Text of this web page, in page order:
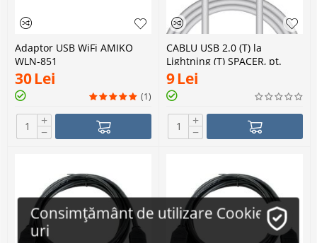
Adaptor USB WiFi AMIKO
WLN-851
30Lei
(1)
+
−
CABLU USB 2.0 (T) la
Lightning (T) SPACER, pt.
smartphone, Iphone, Apple
0.5m
9Lei
+
−
Consimțământ de utilizare Cookie-
uri